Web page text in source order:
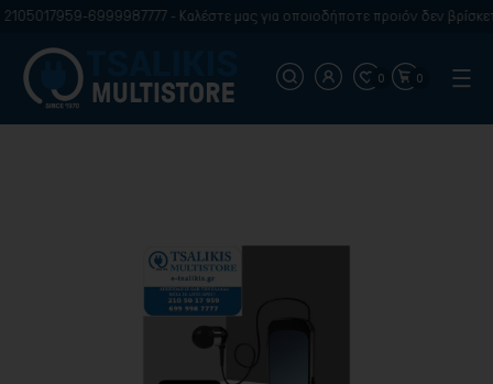
6999987777 - Καλέστε μας για οποιοδήποτε προιόν δεν
0 0